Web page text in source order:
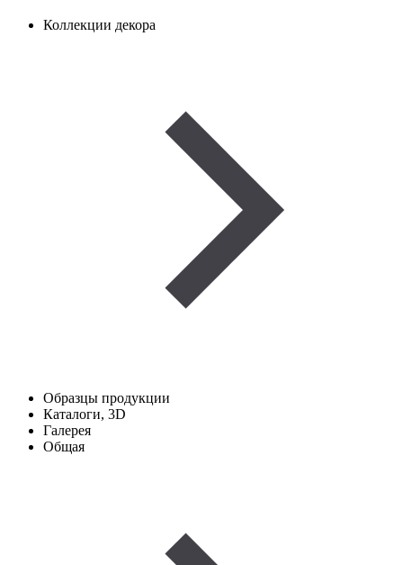
Коллекции декора
Образцы продукции
Каталоги, 3D
Галерея
Общая